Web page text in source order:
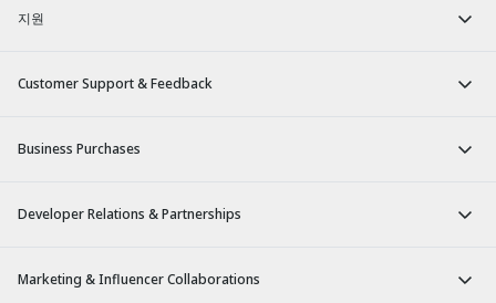
지원
Customer Support & Feedback
Business Purchases
Developer Relations & Partnerships
Marketing & Influencer Collaborations